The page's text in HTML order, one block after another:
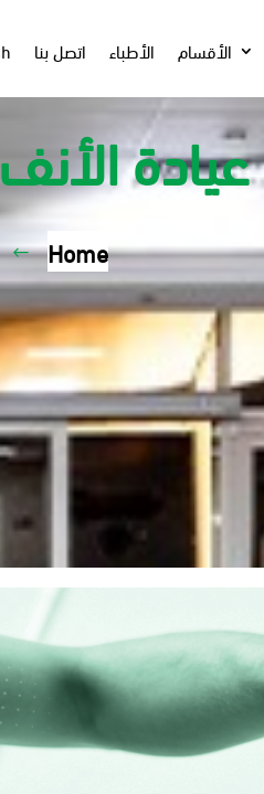
الأقسام الأطباء اتصل بنا
عيادة
Home
#